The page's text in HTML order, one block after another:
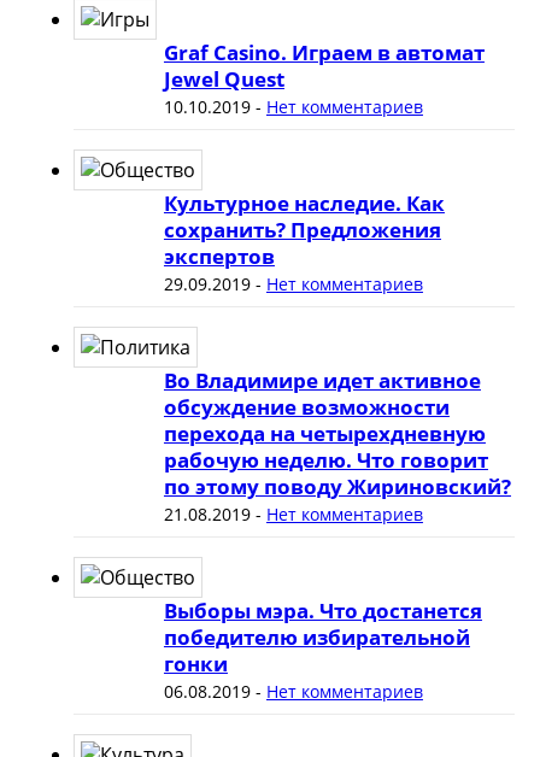
Graf Casino. Играем в автомат
Jewel Quest
10.10.2019- Нет комментариев
Культурное наследие. Как
сохранить? Предложения
экспертов
29.09.2019- Нет комментариев
Во Владимире идет активное
обсуждение возможности
перехода на четырехдневную
рабочую неделю. Что говорит
по этому поводу Жириновский?
21.08.2019- Нет комментариев
Выборы мэра. Что достанется
победителю избирательной
гонки
06.08.2019- Нет комментариев